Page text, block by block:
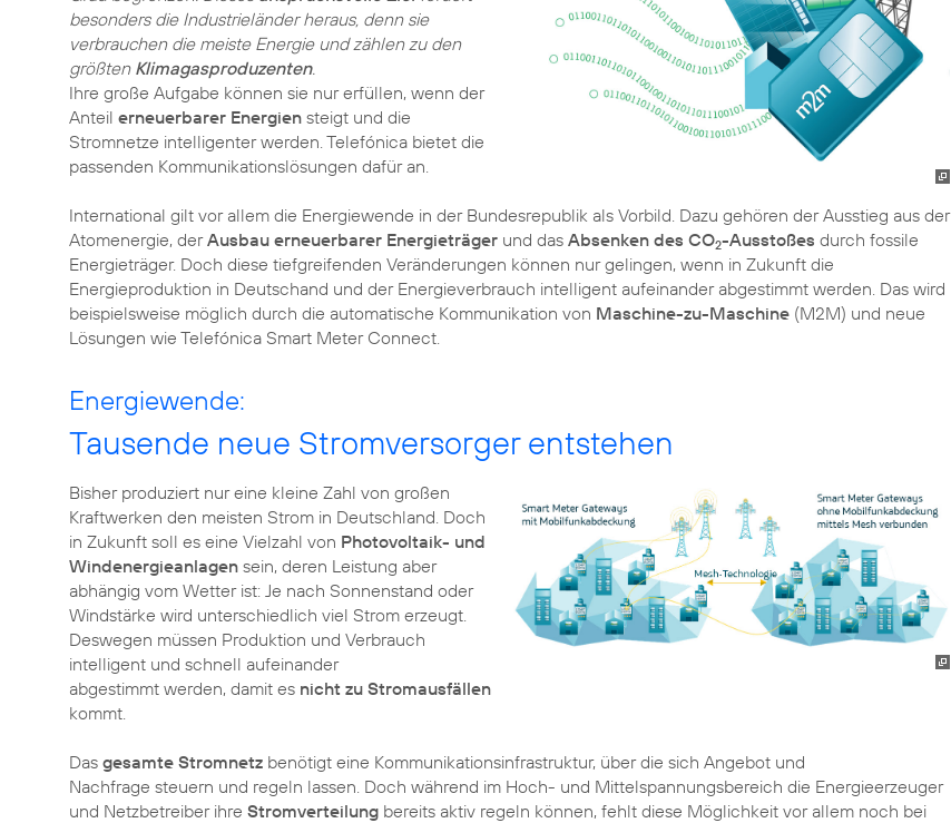
besonders die Industrieländer heraus, denn sie
verbrauchen die meiste Energie und zählen zu den
größten Klimagasproduzenten.
Ihre große Aufgabe können sie nur erfüllen, wenn der
Anteil erneuerbarer Energien steigt und die
Stromnetze intelligenter werden. Telefónica bietet die
passenden Kommunikationslösungen dafür an.
International gilt vor allem die Energiewende in der Bundesrepublik als Vorbild. Dazu gehören der Ausstieg aus der
Atomenergie, derAusbau erneuerbarer Energieträger und das Absenken des CO2-Ausstoßes durch fossile
Energieträger. Doch diese tiefgreifenden Veränderungen können nur gelingen, wenn in Zukunft die
Energieproduktion in Deutschand und der Energieverbrauch intelligent aufeinander abgestimmt werden. Das wird
beispielsweise möglich durch die automatische Kommunikation von Maschine-zu-Maschine (M2M) und neue
Lösungen wie Telefónica Smart Meter Connect.
Energiewende:
Tausende neue Stromversorger entstehen
Bisher produziert nur eine kleine Zahl von großen
Kraftwerken den meisten Strom in Deutschland. Doch
in Zukunft soll es eine Vielzahl von Photovoltaik- und
Windenergieanlagen sein, deren Leistung aber
abhängig vom Wetter ist: Je nach Sonnenstand oder
Windstärke wird unterschiedlich viel Strom erzeugt.
Deswegen müssen Produktion und Verbrauch
intelligent und schnell aufeinander
abgestimmt werden, damit es nicht zu Stromausfällen
kommt.
Das gesamte Stromnetz benötigt eine Kommunikationsinfrastruktur, über die sich Angebot und
Nachfrage steuern und regeln lassen. Doch während im Hoch- und Mittelspannungsbereich die Energieerzeuger
und Netzbetreiber ihre Stromverteilung bereits aktiv regeln können, fehlt diese Möglichkeit vor allem noch bei